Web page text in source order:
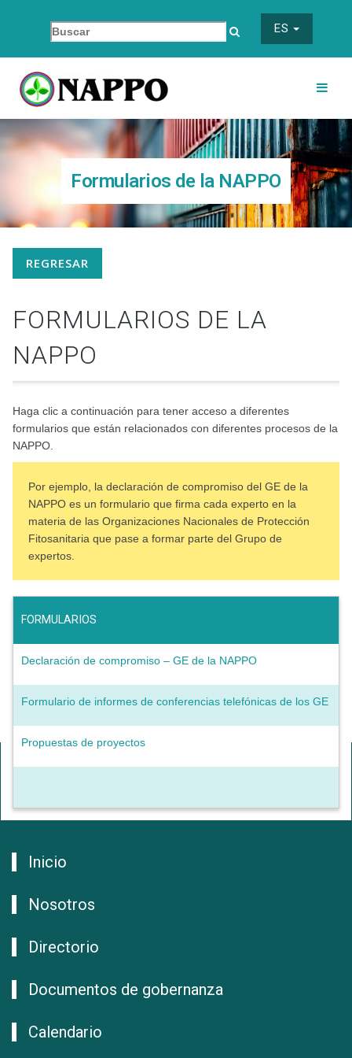
ES
Formularios de la NAPPO
REGRESAR
FORMULARIOS DE LA
NAPPO
Haga clic a continuación para tener acceso a diferentes
formularios que están relacionados con diferentes procesos de la
NAPPO.
Por ejemplo, la declaración de compromiso del GE de la
NAPPO es un formulario que firma cada experto en la
materia de las Organizaciones Nacionales de Protección
Fitosanitaria que pase a formar parte del Grupo de
expertos.
FORMULARIOS
Declaración de compromiso – GE de la NAPPO
Formulario de informes de conferencias telefónicas de los GE
Propuestas de proyectos
Inicio
Nosotros
Directorio
Documentos de gobernanza
Calendario